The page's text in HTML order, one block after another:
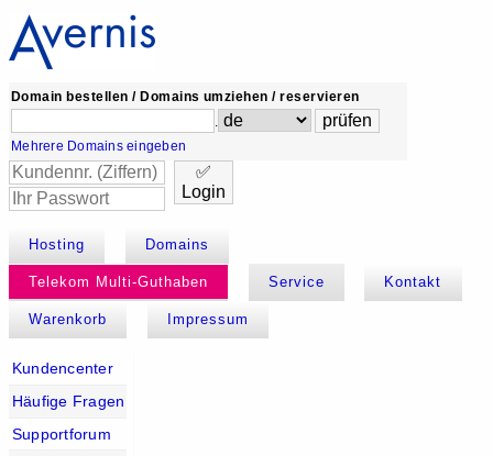
Domain bestellen / Domains umziehen / reservieren
.
Mehrere Domains eingeben
✅
Login
Hosting Domains
Telekom Multi-Guthaben Service Kontakt
Warenkorb Impressum
Kundencenter
Häufige Fragen
Supportforum